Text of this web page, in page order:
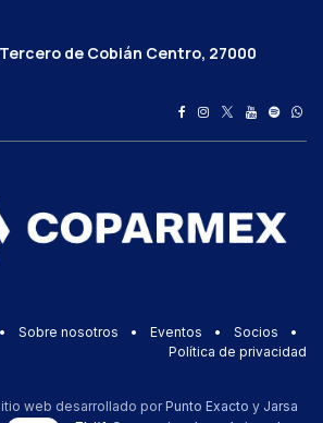
de Cobián Centro, 27000
• Sobre nosotros • Eventos • Socios
•
Política de privacidad
web desarrollado por Punto Exacto y Jarsa